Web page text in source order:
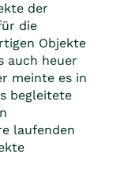
der
die
Objekte
auch heuer
meinte es in
begleitete
laufenden